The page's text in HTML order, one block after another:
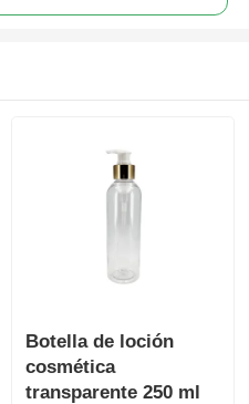
Botella de loción
cosmética
transparente 250 ml